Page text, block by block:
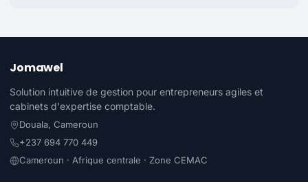
Jomawel
Solution intuitive de gestion pour entrepreneurs agiles et
cabinets d'expertise comptable.
Douala, Cameroun
+237 694 770 449
Cameroun · Afrique centrale · Zone CEMAC